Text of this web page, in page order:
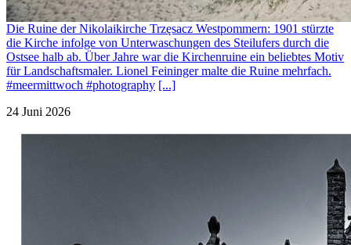
Die Ruine der Nikolaikirche Trzęsacz Westpommern: 1901 stürzte
die Kirche infolge von Unterwaschungen des Steilufers durch die
Ostsee halb ab. Über Jahre war die Kirchenruine ein beliebtes Motiv
für Landschaftsmaler. Lionel Feininger malte die Ruine mehrfach.
#meermittwoch #photography [...]
24 Juni 2026